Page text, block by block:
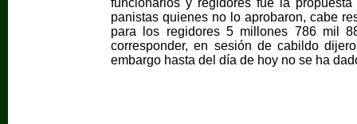
funcionarios y regidores fue la
panistas quienes no lo aprobaron, cabe
para los regidores 5 millones 786 mil
corresponder, en sesión de cabildo
embargo hasta del día de hoy no se ha